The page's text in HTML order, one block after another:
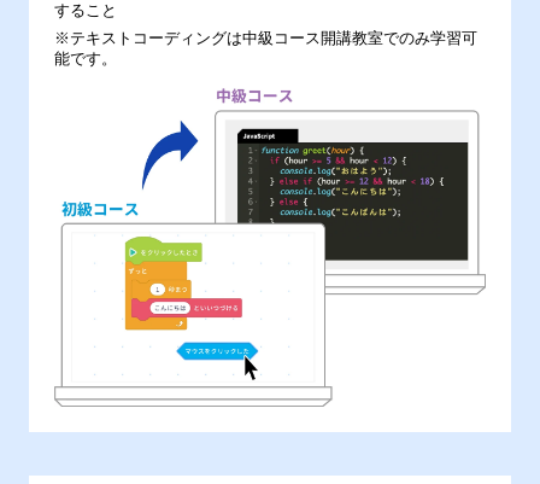
すること
※テキストコーディングは中級コース開講教室でのみ学習可
能です。